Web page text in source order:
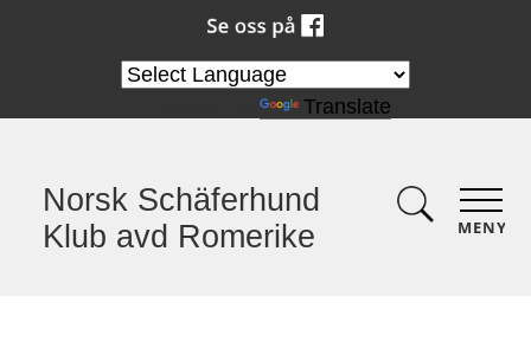
Norsk Schäferhund
Klub avd Romerike
MENY
Translate